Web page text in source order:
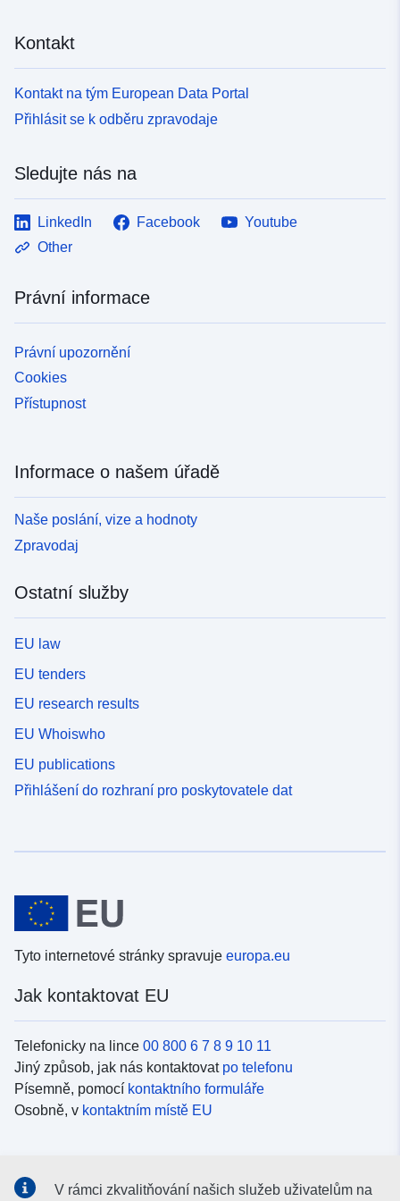
Kontakt
Kontakt na tým European Data Portal
Přihlásit se k odběru zpravodaje
Sledujte nás na
LinkedIn Facebook
Youtube
Other
Právní informace
Právní upozornění
Cookies
Přístupnost
Informace o našem úřadě
Naše poslání, vize a hodnoty
Zpravodaj
Ostatní služby
EU law
EU tenders
EU research results
EU Whoiswho
EU publications
Přihlášení do rozhraní pro poskytovatele dat
Tyto internetové stránky spravuje europa.eu
Jak kontaktovat EU
Telefonicky na lince 00 800 6 7 8 9 10 11
Jiný způsob, jak nás kontaktovat po telefonu
Písemně, pomocí kontaktního formuláře
Osobně, v kontaktním místě EU
V rámci zkvalitňování našich služeb uživatelům na